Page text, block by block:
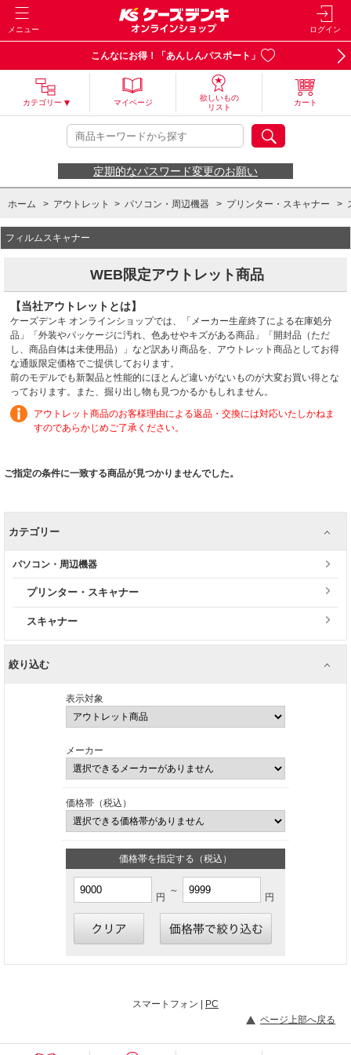
メニュー ログイン
こんなにお得！「あんしんパスポート」
カテゴリー マイページ
欲しいもの
リスト
カート
定期的なパスワード変更のお願い
ホーム > アウトレット > パソコン・周辺機器 > プリンター・スキャナー >
フィルムスキャナー
WEB限定アウトレット商品
【当社アウトレットとは】
ケーズデンキ オンラインショップでは、「メーカー生産終了による在庫処分
品」「外装やパッケージに汚れ、色あせやキズがある商品」「開封品（ただ
し、商品自体は未使用品）」など訳あり商品を、アウトレット商品としてお得
な通販限定価格でご提供しております。
前のモデルでも新製品と性能的にほとんど違いがないものが大変お買い得とな
っております。また、掘り出し物も見つかるかもしれません。
アウトレット商品のお客様理由による返品・交換には対応いたしかねま
すのであらかじめご了承ください。
ご指定の条件に一致する商品が見つかりませんでした。
カテゴリー
パソコン・周辺機器
プリンター・スキャナー
スキャナー
絞り込む
表示対象
メーカー
価格帯（税込）
価格帯を指定する（税込）
円
～
円
スマートフォン |
PC
ページ上部へ戻る